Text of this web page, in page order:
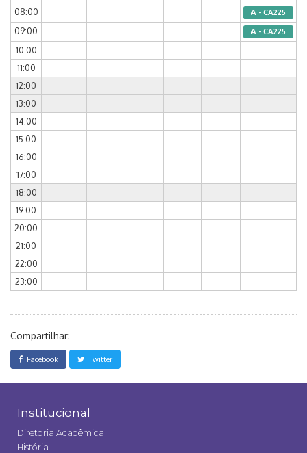
08:00
A - CA225
09:00 A - CA225
10:00
11:00
12:00
13:00
14:00
15:00
16:00
17:00
18:00
19:00
20:00
21:00
22:00
23:00
Compartilhar:
Facebook Twitter
Institucional
Diretoria Acadêmica
História